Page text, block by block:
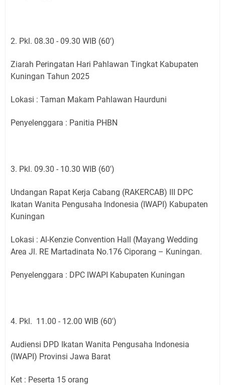
2. Pkl. 08.30 - 09.30 WIB (60')
Ziarah Peringatan Hari Pahlawan Tingkat Kabupaten
Kuningan Tahun 2025
Lokasi : Taman Makam Pahlawan Haurduni
Penyelenggara : Panitia PHBN
3. Pkl. 09.30 - 10.30 WIB (60')
Undangan Rapat Kerja Cabang (RAKERCAB) III DPC
Ikatan Wanita Pengusaha Indonesia (IWAPI) Kabupaten
Kuningan
Lokasi : Al-Kenzie Convention Hall (Mayang Wedding
Area Jl. RE Martadinata No.176 Ciporang – Kuningan.
Penyelenggara : DPC IWAPI Kabupaten Kuningan
4. Pkl. 11.00 - 12.00 WIB (60')
Audiensi DPD Ikatan Wanita Pengusaha Indonesia
(IWAPI) Provinsi Jawa Barat
Ket : Peserta 15 orang